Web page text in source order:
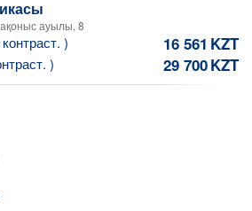
ауылы, 8
) 16 561 KZT
) 29 700KZT